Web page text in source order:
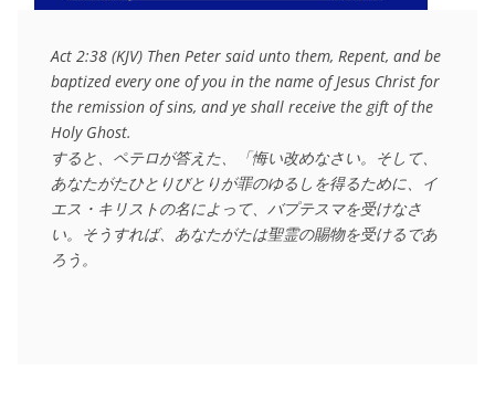
Act 2:38 (KJV) Then Peter said unto them, Repent, and be
baptized every one of you in the name of Jesus Christ for
the remission of sins, and ye shall receive the gift of the
Holy Ghost.
すると、ペテロが答えた、「悔い改めなさい。そして、
あなたがたひとりびとりが罪のゆるしを得るために、イ
エス・キリストの名によって、バプテスマを受けなさ
い。そうすれば、あなたがたは聖霊の賜物を受けるであ
ろう。